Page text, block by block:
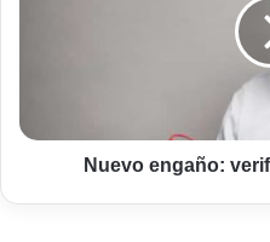
Nuevo engaño: